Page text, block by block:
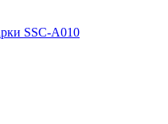
SSC-А010